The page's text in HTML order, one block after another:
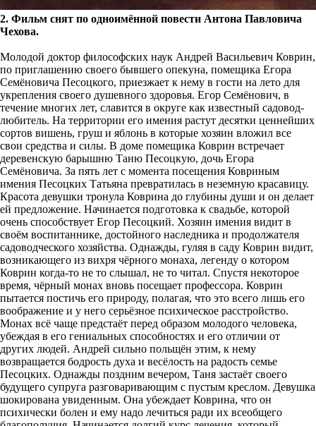
2. Фильм снят по одноимённой повести Антона Павловича
Чехова.
Молодой доктор философских наук Андрей Васильевич Коврин,
по приглашению своего бывшего опекуна, помещика Егора
Семёновича Песоцкого, приезжает к нему в гости на лето для
укрепления своего душевного здоровья. Егор Семёнович, в
течение многих лет, славится в округе как известный садовод-
любитель. На территории его имения растут десятки ценнейших
сортов вишень, груш и яблонь в которые хозяин вложил все
свои средства и силы. В доме помещика Коврин встречает
деревенскую барышню Таню Песоцкую, дочь Егора
Семёновича. За пять лет с момента посещения Ковриным
имения Песоцких Татьяна превратилась в неземную красавицу.
Красота девушки тронула Коврина до глубины души и он делает
ей предложение. Начинается подготовка к свадьбе, которой
очень способствует Егор Песоцкий. Хозяин имения видит в
своём воспитаннике, достойного наследника и продолжателя
садоводческого хозяйства. Однажды, гуляя в саду Коврин видит,
возникающего из вихря чёрного монаха, легенду о котором
Коврин когда-то не то слышал, не то читал. Спустя некоторое
время, чёрный монах вновь посещает профессора. Коврин
пытается постичь его природу, полагая, что это всего лишь его
воображение и у него серьёзное психическое расстройство.
Монах всё чаще предстаёт перед образом молодого человека,
убеждая в его гениальных способностях и его отличии от
других людей. Андрей сильно польщён этим, к нему
возвращается бодрость духа и весёлость на радость семье
Песоцких. Однажды поздним вечером, Таня застаёт своего
будущего супруга разговаривающим с пустым креслом. Девушка
шокирована увиденным. Она убеждает Коврина, что он
психически болен и ему надо лечиться ради их всеобщего